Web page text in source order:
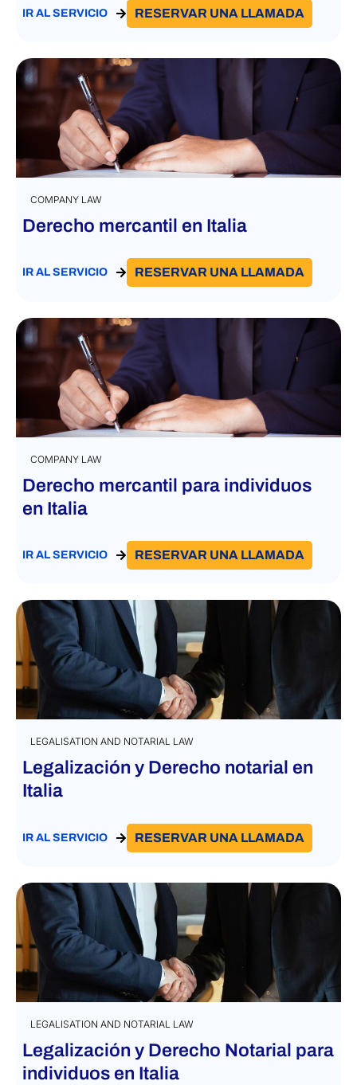
IR AL SERVICIO RESERVAR UNA LLAMADA
COMPANY LAW
Derecho mercantil en Italia
IR AL SERVICIO RESERVAR UNA LLAMADA
COMPANY LAW
Derecho mercantil para individuos
en Italia
IR AL SERVICIO RESERVAR UNA LLAMADA
LEGALISATION AND NOTARIAL LAW
Legalización y Derecho notarial en
Italia
IR AL SERVICIO RESERVAR UNA LLAMADA
LEGALISATION AND NOTARIAL LAW
Legalización y Derecho Notarial para
individuos en Italia